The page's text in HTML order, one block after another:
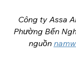
Công ty Assa
Phường Bến
nguồn